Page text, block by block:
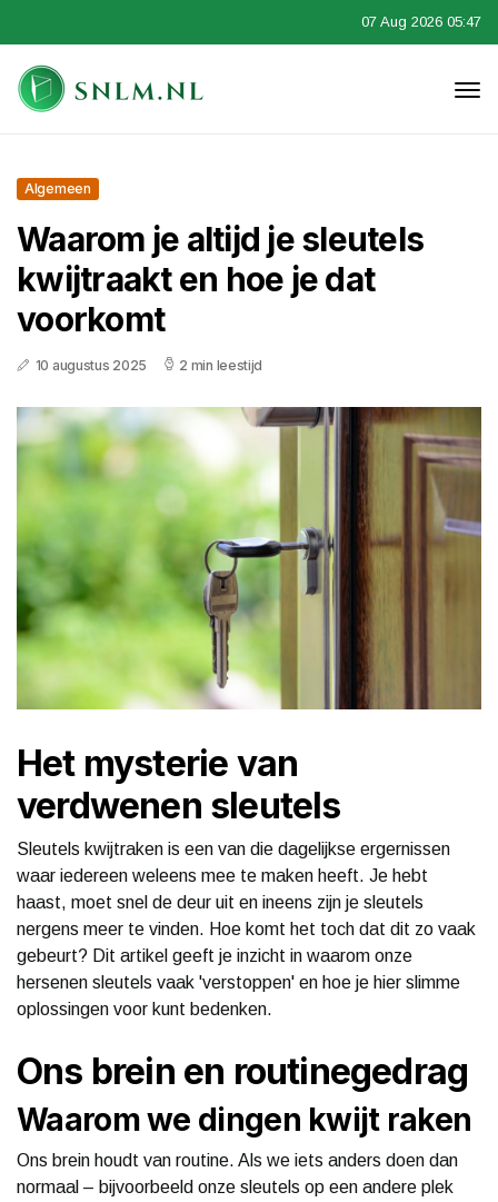
07 Aug 2026 05:47
Algemeen
Waarom je altijd je sleutels
kwijtraakt en hoe je dat
voorkomt
10 augustus 2025 2 min leestijd
Het mysterie van
verdwenen sleutels
Sleutels kwijtraken is een van die dagelijkse ergernissen
waar iedereen weleens mee te maken heeft. Je hebt
haast, moet snel de deur uit en ineens zijn je sleutels
nergens meer te vinden. Hoe komt het toch dat dit zo vaak
gebeurt? Dit artikel geeft je inzicht in waarom onze
hersenen sleutels vaak 'verstoppen' en hoe je hier slimme
oplossingen voor kunt bedenken.
Ons brein en routinegedrag
Waarom we dingen kwijt raken
Ons brein houdt van routine. Als we iets anders doen dan
normaal – bijvoorbeeld onze sleutels op een andere plek